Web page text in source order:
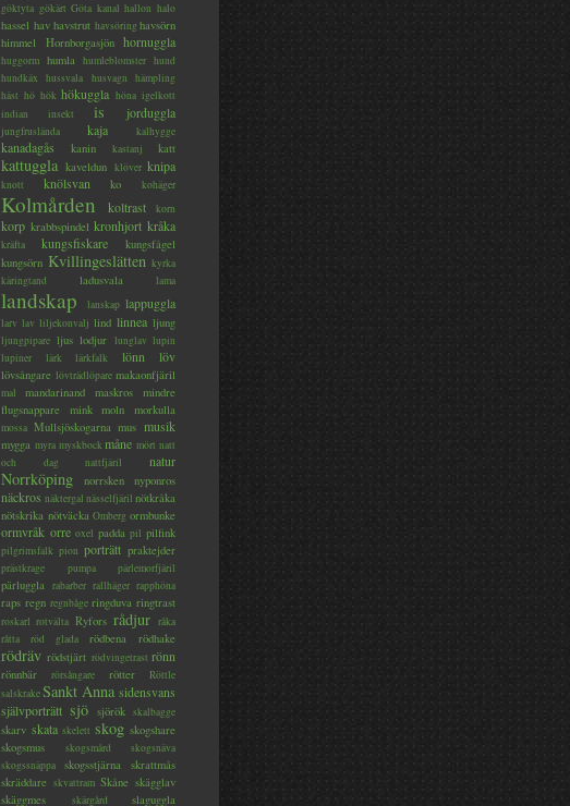
göktyta gökärt Göta kanal hallon halo
hassel hav havstrut havsöring havsörn
himmel
Hornborgasjön hornuggla
huggorm humla humleblomster hund
hundkäx
hussvala husvagn
hämpling
häst hö hök hökuggla höna igelkott
indian
insekt is jorduggla
jungfruslända kaja kalhygge
kanadagås kanin kastanj katt
kattuggla kaveldun klöver knipa
knott knölsvan ko kohäger
Kolmården koltrast korn
korp krabbspindel kronhjort kråka
kräfta kungsfiskare
kungsfågel
kungsörn Kvillingeslätten kyrka
käringtand
ladusvala lama
landskap lanskap lappuggla
larv lav liljekonvalj lind linnea ljung
ljungpipare ljus lodjur lunglav lupin
lupiner
lärk lärkfalk lönn löv
lövsångare lövträdlöpare makaonfjäril
mal mandarinand maskros
mindre
flugsnappare
mink moln morkulla
mossa Mullsjöskogarna mus musik
mygga myra myskbock måne mört natt
och dag
nattfjäril natur
Norrköping norrsken nyponros
näckros näktergal nässelfjäril nötkråka
nötskrika nötväcka Omberg ormbunke
ormvråk orre oxel padda pil pilfink
pilgrimsfalk pion porträtt praktejder
prästkrage pumpa pärlemorfjäril
pärluggla rabarber rallhäger rapphöna
raps regn regnbåge ringduva ringtrast
roskarl rotvälta Ryfors rådjur råka
råtta
röd glada rödbena rödhake
rödräv rödstjärt rödvingetrast rönn
rönnbär rörsångare rötter
Röttle
salskrakeSankt Anna sidensvans
självporträtt sjö sjörök skalbagge
skarv skata skelett skog skogshare
skogsmus
skogsmård
skogsnäva
skogssnäppa
skogsstjärna
skrattmås
skräddare skvattram Skåne skägglav
skäggmes
skärgård slaguggla